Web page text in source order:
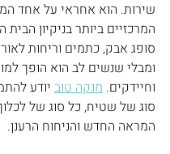
שירות. הוא אחראי על אחד
המרכזיים ביותר בניקיון
סופג אבק, כתמים וריחות
ומבלי שנשים לב הוא הופך
וחיידקים. מנקה טוב יודע
סוג של שטיח, כל סוג של
המראה החדש והניחוח הרענן.